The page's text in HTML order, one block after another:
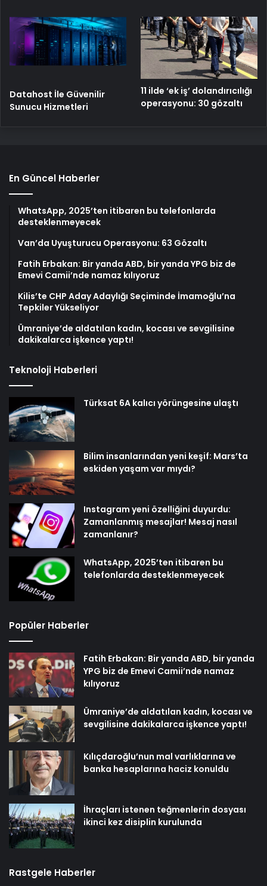
Datahost İle Güvenilir
Sunucu Hizmetleri
11 ilde ‘ek iş’ dolandırıcılığı
operasyonu: 30 gözaltı
En Güncel Haberler
WhatsApp, 2025’ten itibaren bu telefonlarda
desteklenmeyecek
Van’da Uyuşturucu Operasyonu: 63 Gözaltı
Fatih Erbakan: Bir yanda ABD, bir yanda YPG biz de
Emevi Camii’nde namaz kılıyoruz
Kilis’te CHP Aday Adaylığı Seçiminde İmamoğlu’na
Tepkiler Yükseliyor
Ümraniye’de aldatılan kadın, kocası ve sevgilisine
dakikalarca işkence yaptı!
Teknoloji Haberleri
Türksat 6A kalıcı yörüngesine ulaştı
Bilim insanlarından yeni keşif: Mars’ta
eskiden yaşam var mıydı?
Instagram yeni özelliğini duyurdu:
Zamanlanmış mesajlar! Mesaj nasıl
zamanlanır?
WhatsApp, 2025’ten itibaren bu
telefonlarda desteklenmeyecek
Popüler Haberler
Fatih Erbakan: Bir yanda ABD, bir yanda
YPG biz de Emevi Camii’nde namaz
kılıyoruz
Ümraniye’de aldatılan kadın, kocası ve
sevgilisine dakikalarca işkence yaptı!
Kılıçdaroğlu’nun mal varlıklarına ve
banka hesaplarına haciz konuldu
İhraçları istenen teğmenlerin dosyası
ikinci kez disiplin kurulunda
Rastgele Haberler